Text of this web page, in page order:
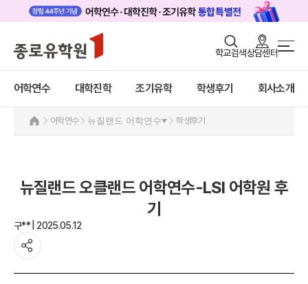
학교검색상담센터
어학연수 대학진학 조기유학 학생후기 회사소개
로그인 회원가입
어학연수
대학진학
조기/캠프
유학가이드
종로유학원
미국
캐나다
영국
호주
과정소개
몰타
어학연수 뉴질랜드 어학연수 학생후기
뉴질랜드 오클랜드 어학연수-LSI 어학원 후
기
구** | 2025.05.12